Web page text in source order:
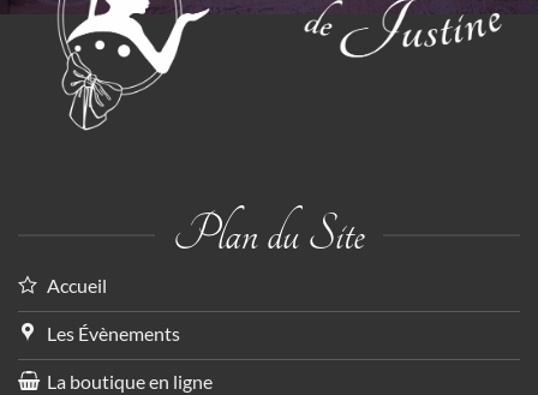
Plan du Site
Accueil
Les Évènements
La boutique en ligne